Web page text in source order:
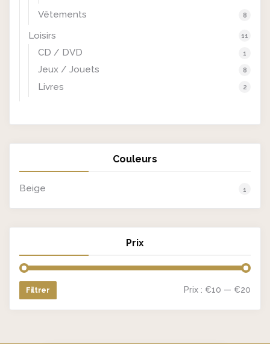
Vêtements 8
Loisirs 11
CD / DVD 1
Jeux / Jouets 8
Livres 2
Couleurs
Beige 1
Prix
Prix
Prix
Filtrer Prix : €10 — €20